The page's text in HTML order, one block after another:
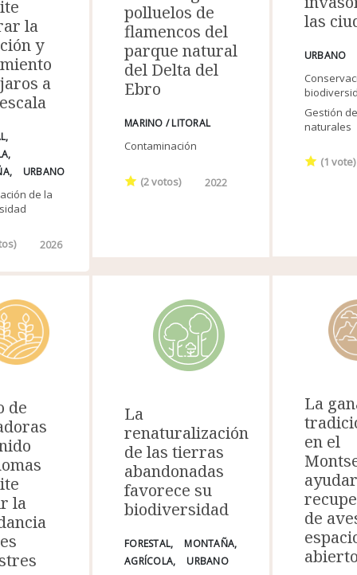
la
y
a
URBANO
de la
2026
polluelos de
flamencos del
parque natural
del Delta del
Ebro
MARINO / LITORAL
Contaminación
(2votos) 2022
las
URBANO
Gestión
naturales
(1 vote)
de
la
La
renaturalización
de las tierras
abandonadas
favorece su
biodiversidad
FORESTAL
MONTAÑA
AGRÍCOLA
URBANO
La
en el
de